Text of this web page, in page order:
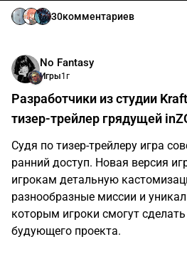
30комментариев
No Fantasy
Игры1г
Разработчики из студии
тизер-трейлер грядущей
Судя по тизер-трейлеру игра
ранний доступ. Новая версия
игрокам детальную
разнообразные миссии и
которым игроки смогут
будующего проекта.